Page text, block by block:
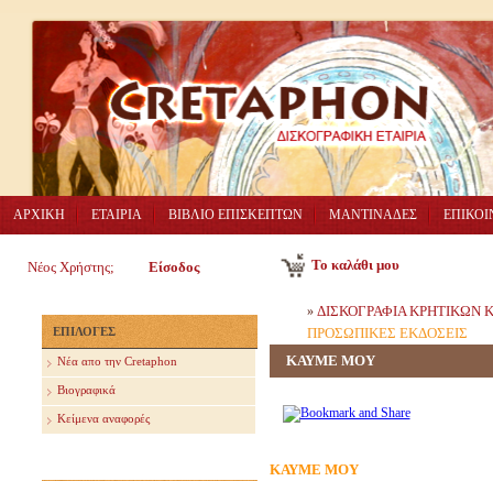
ΑΡΧΙΚΗ ΕΤΑΙΡΙΑ ΒΙΒΛΙΟ ΕΠΙΣΚΕΠΤΩΝ ΜΑΝΤΙΝΑΔΕΣ
Νέος Χρήστης; Είσοδος Το καλάθι μου
ΕΠΙΛΟΓΕΣ
Nέα απο την Cretaphon
Βιογραφικά
Κείμενα αναφορές
» ΔΙΣΚΟΓΡΑΦΙΑ ΚΡΗΤΙΚΩΝ
ΠΡΟΣΩΠΙΚΕΣ ΕΚΔΟΣΕΙΣ
ΚΑΥΜΕ ΜΟΥ
ΚΑΥΜΕ ΜΟΥ